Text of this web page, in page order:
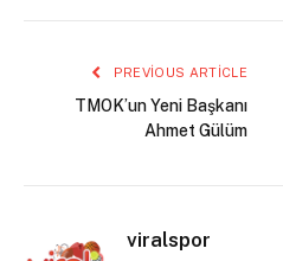
PREVIOUS ARTICLE
TMOK’un Yeni Başkanı
Ahmet Gülüm
viralspor